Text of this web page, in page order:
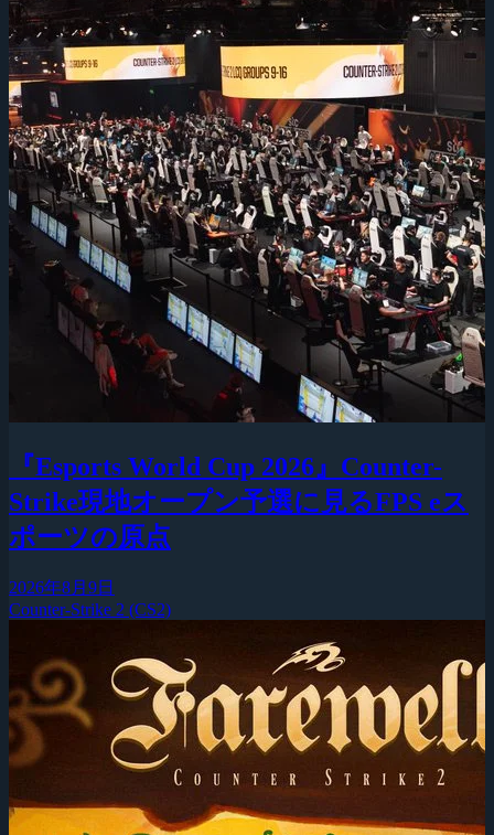
『Esports World Cup 2026』Counter-
Strike現地オープン予選に見るFPS eス
ポーツの原点
2026年8月9日
Counter-Strike 2 (CS2)